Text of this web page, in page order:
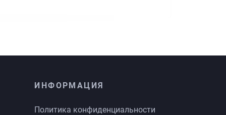
ИНФОРМАЦИЯ
Политика конфиденциальности